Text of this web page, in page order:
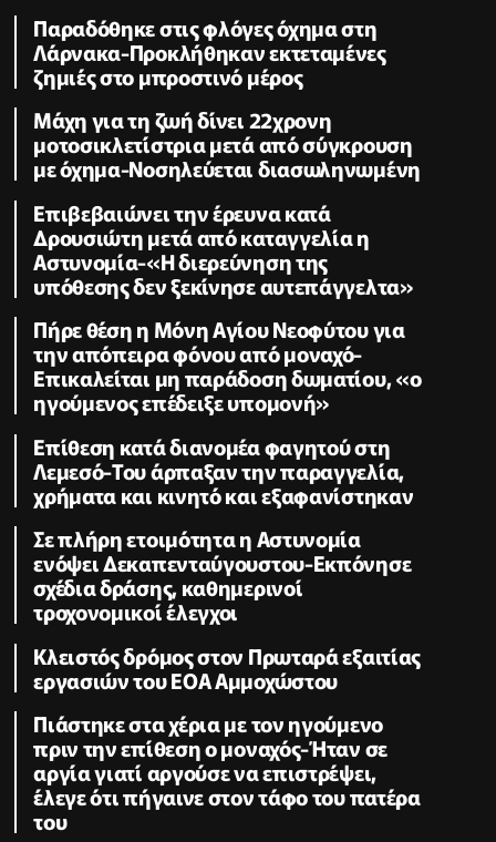
Παραδόθηκε στις φλόγες όχημα στη
Λάρνακα-Προκλήθηκαν εκτεταμένες
ζημιές στο μπροστινό μέρος
Μάχη για τη ζωή δίνει 22χρονη
μοτοσικλετίστρια μετά από σύγκρουση
με όχημα-Νοσηλεύεται διασωληνωμένη
Επιβεβαιώνει την έρευνα κατά
Δρουσιώτη μετά από καταγγελία η
Αστυνομία-«Η διερεύνηση της
υπόθεσης δεν ξεκίνησε αυτεπάγγελτα»
Πήρε θέση η Μόνη Αγίου Νεοφύτου για
την απόπειρα φόνου από μοναχό-
Επικαλείται μη παράδοση δωματίου, «ο
ηγούμενος επέδειξε υπομονή»
Επίθεση κατά διανομέα φαγητού στη
Λεμεσό-Του άρπαξαν την παραγγελία,
χρήματα και κινητό και εξαφανίστηκαν
Σε πλήρη ετοιμότητα η Αστυνομία
ενόψει Δεκαπενταύγουστου-Εκπόνησε
σχέδια δράσης, καθημερινοί
τροχονομικοί έλεγχοι
Κλειστός δρόμος στον Πρωταρά εξαιτίας
εργασιών του ΕΟΑ Αμμοχώστου
Πιάστηκε στα χέρια με τον ηγούμενο
πριν την επίθεση ο μοναχός-Ήταν σε
αργία γιατί αργούσε να επιστρέψει,
έλεγε ότι πήγαινε στον τάφο του πατέρα
του